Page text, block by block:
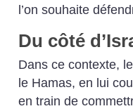
l’on souhaite
Du côté
Dans ce contexte,
le Hamas, en lui
en train de